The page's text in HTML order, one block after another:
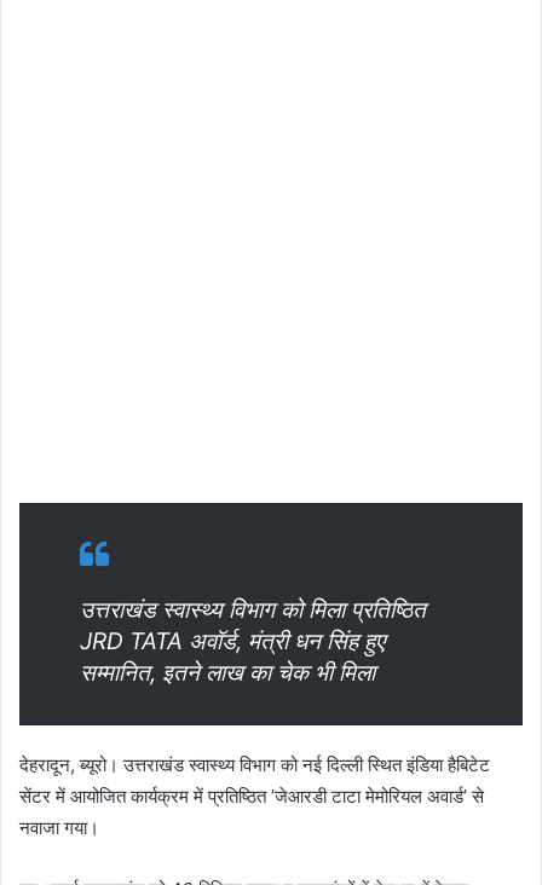
उत्तराखंड स्वास्थ्य विभाग को मिला प्रतिष्ठित
JRD TATA अवॉर्ड, मंत्री धन सिंह हुए
सम्मानित, इतने लाख का चेक भी मिला
देहरादून, ब्यूरो। उत्तराखंड स्वास्थ्य विभाग को नई दिल्ली स्थित इंडिया हैबिटेट
सेंटर में आयोजित कार्यक्रम में प्रतिष्ठित ’जेआरडी टाटा मेमोरियल अवार्ड’ से
नवाजा गया।